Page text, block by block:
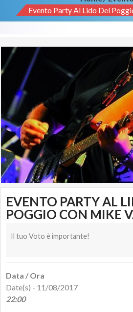
Evento Party Al Lido Del
EVENTO PARTY AL
POGGIO CON MIKE
Il tuo Voto è importante!
Data / Ora
Date(s) - 11/08/2017
22:00